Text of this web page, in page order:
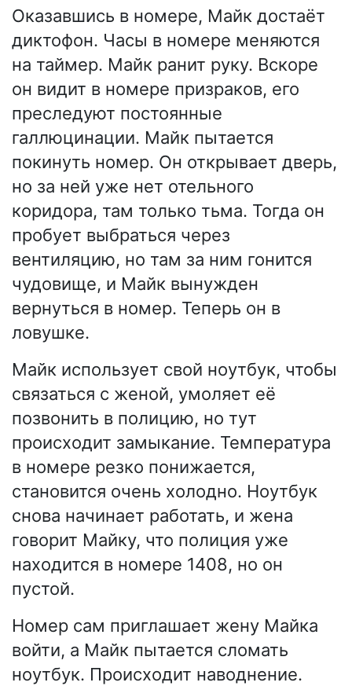
Оказавшись в номере, Майк достаёт
диктофон. Часы в номере меняются
на таймер. Майк ранит руку. Вскоре
он видит в номере призраков, его
преследуют постоянные
галлюцинации. Майк пытается
покинуть номер. Он открывает дверь,
но за ней уже нет отельного
коридора, там только тьма. Тогда он
пробует выбраться через
вентиляцию, но там за ним гонится
чудовище, и Майк вынужден
вернуться в номер. Теперь он в
ловушке.
Майк использует свой ноутбук, чтобы
связаться с женой, умоляет её
позвонить в полицию, но тут
происходит замыкание. Температура
в номере резко понижается,
становится очень холодно. Ноутбук
снова начинает работать, и жена
говорит Майку, что полиция уже
находится в номере 1408, но он
пустой.
Номер сам приглашает жену Майка
войти, а Майк пытается сломать
ноутбук. Происходит наводнение.